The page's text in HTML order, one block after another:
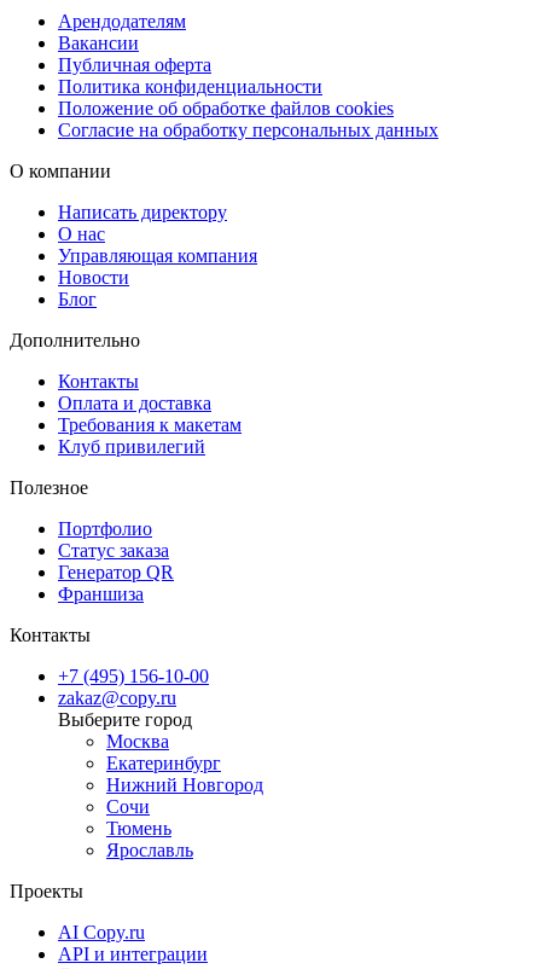
Быстрая и удобная доставка
Выберите способ получения, который подходит именно вам:
бесплатная доставка в пункты выдачи Copy.ru, доставка через
СДЭК (в ПВЗ или курьером) или срочная курьерская доставка в
день готовности. Мы обеспечим аккуратную упаковку и
идеальном состоянии и были готовы к использованию сразу
после получения.
Арендодателям
Вакансии
Публичная оферта
Политика конфиденциальности
Положение об обработке файлов cookies
Согласие на обработку персональных данных
О компании
Написать директору
О нас
Управляющая компания
Новости
Блог
Дополнительно
Контакты
Оплата и доставка
Требования к макетам
Клуб привилегий
Полезное
Портфолио
Статус заказа
Генератор QR
Франшиза
Контакты
+7 (495) 156-10-00
zakaz@copy.ru
Москва
Екатеринбург
Нижний Новгород
Сочи
Тюмень
Ярославль
Проекты
AI Copy.ru
API и интеграции